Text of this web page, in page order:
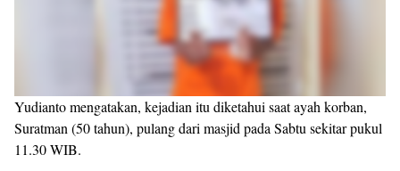
Yudianto mengatakan, kejadian itu diketahui saat ayah korban,
Suratman (50 tahun), pulang dari masjid pada Sabtu sekitar pukul
11.30 WIB.